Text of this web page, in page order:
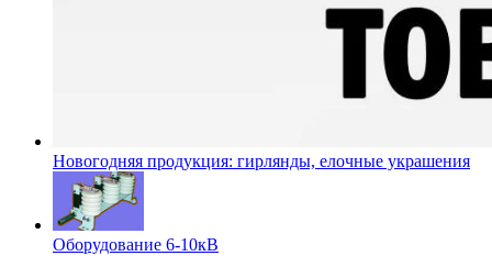
Новогодняя продукция: гирлянды, елочные украшения
Оборудование 6-10кВ